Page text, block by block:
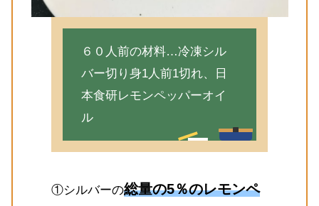
６０人前の材料…冷凍シル
バー切り身1人前1切れ、日
本食研レモンペッパーオイ
ル
①シルバーの総量の5％のレモンペ